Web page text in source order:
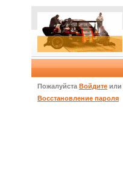
Пожалуйста Войдите или
Восстановление пароля